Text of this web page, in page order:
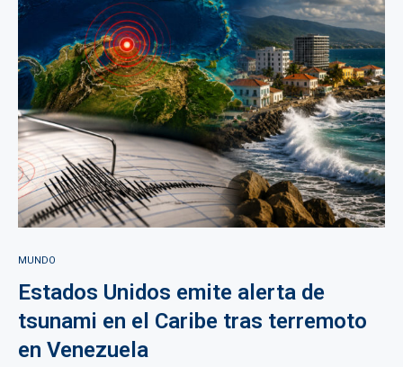
MUNDO
Estados Unidos emite alerta de
tsunami en el Caribe tras terremoto
en Venezuela